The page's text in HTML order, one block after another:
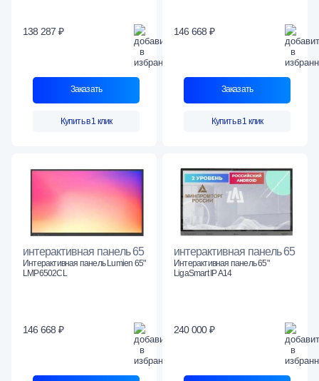
138 287 ₽
Заказать
Купить в 1 клик
146 668 ₽
Заказать
Купить в 1 клик
интерактивная панель 65
Интерактивная панель Lumien 65"
LMP6502СL
146 668 ₽
интерактивная панель 65
Интерактивная панель 65"
LigaSmart IP A14
240 000 ₽